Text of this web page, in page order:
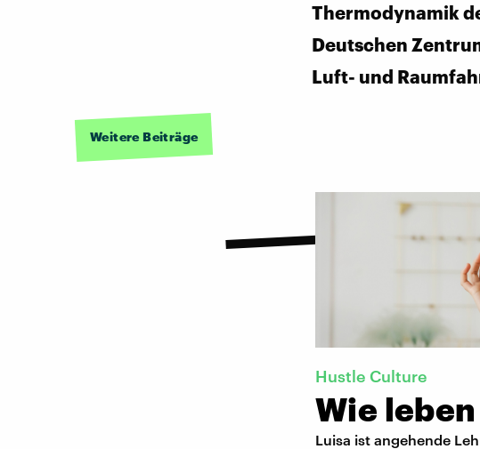
Thermodynamik
Deutschen
Luft- und
Weitere Beiträge
Hustle Culture
Wie
Luisa ist angehende